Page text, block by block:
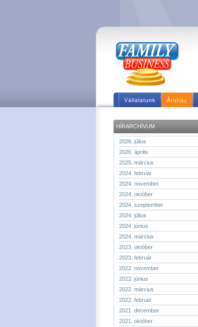
Vállalatunk Áruház
HÍRARCHÍVUM
2026. július
2026. április
2025. március
2024. február
2024. november
2024. október
2024. szeptember
2024. július
2024. június
2024. március
2023. október
2023. február
2022. november
2022. június
2022. március
2022. február
2021. december
2021. október